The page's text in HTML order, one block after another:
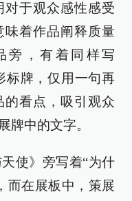
对于观众感性感受
味着作品阐释质量
，有着同样写
标牌，仅用一句再
的看点，吸引观众
牌中的文字。
使》旁写着“为什
而在展板中，策展